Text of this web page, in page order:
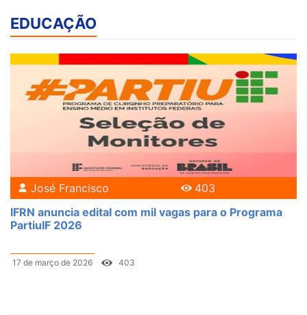
EDUCAÇÃO
José Francisco
403
IFRN anuncia edital com mil vagas para o Programa
PartiuIF 2026
17 de março de 2026 403